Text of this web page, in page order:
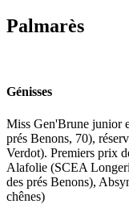
Palmarès
Génisses
Miss Gen'Brune junior
prés Benons, 70),
Verdot). Premiers prix
Alafolie (SCEA
des prés Benons),
chênes)